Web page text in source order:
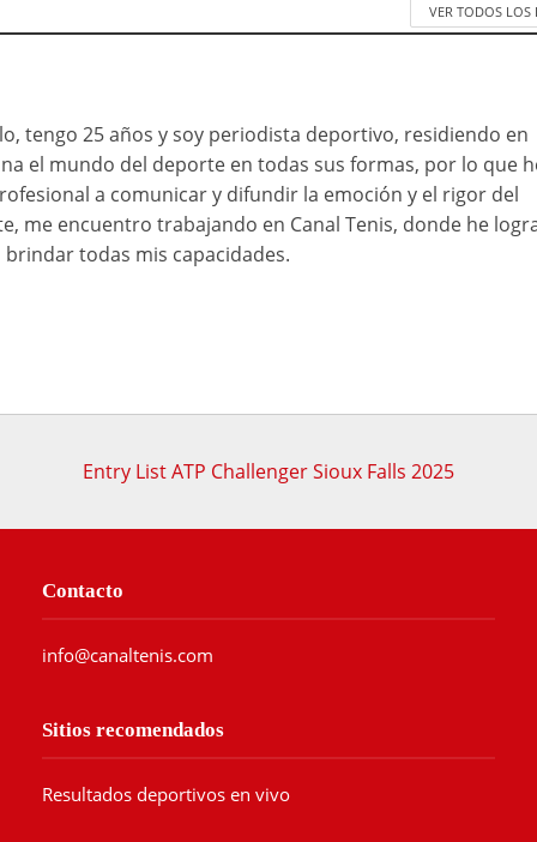
VER TODOS LOS
tengo 25 años y soy periodista deportivo, residiendo en
el mundo del deporte en todas sus formas, por lo que
a comunicar y difundir la emoción y el rigor del
me encuentro trabajando en Canal Tenis, donde he
todas mis capacidades.
Entry List ATP Challenger Sioux Falls 2025
Contacto
info@canaltenis.com
Sitios recomendados
Resultados deportivos en vivo